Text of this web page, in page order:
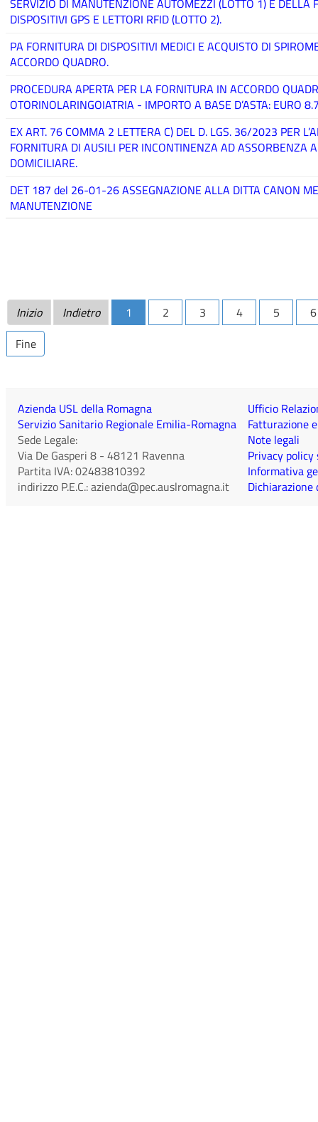
SERVIZIO DI MANUTENZIONE AUTOMEZZI (LOTTO 1) E
DISPOSITIVI GPS E LETTORI RFID (LOTTO 2).
PA FORNITURA DI DISPOSITIVI MEDICI E ACQUISTO DI
ACCORDO QUADRO.
PROCEDURA APERTA PER LA FORNITURA IN ACCORDO
OTORINOLARINGOIATRIA - IMPORTO A BASE D’ASTA: EURO
EX ART. 76 COMMA 2 LETTERA C) DEL D. LGS. 36/2023 PER
FORNITURA DI AUSILI PER INCONTINENZA AD ASSORBENZA
DOMICILIARE.
DET 187 del 26-01-26 ASSEGNAZIONE ALLA DITTA CANON
MANUTENZIONE
Inizio Indietro 1 2 3 4 5
6
Fine
Azienda USL della Romagna
Servizio Sanitario Regionale Emilia-Romagna
Sede Legale:
Via De Gasperi 8 - 48121 Ravenna
Partita IVA:02483810392
indirizzo P.E.C.:azienda@pec.auslromagna.it
Ufficio
Fatturazione
Note legali
Privacy
Informativa
Dichiarazione